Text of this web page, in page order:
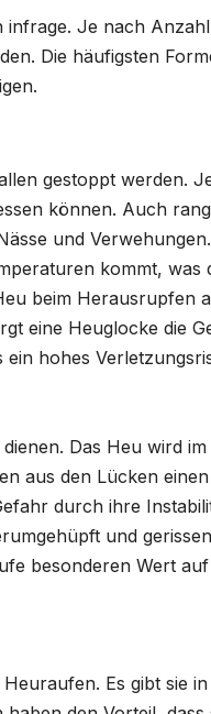
infrage. Je nach
Die häufigsten
gestoppt werden.
können. Auch
und
kommt, was
beim Herausrupfen
eine Heuglocke die
hohes
dienen. Das Heu wird
aus den Lücken
durch ihre
und
besonderen Wert
Heuraufen. Es gibt sie